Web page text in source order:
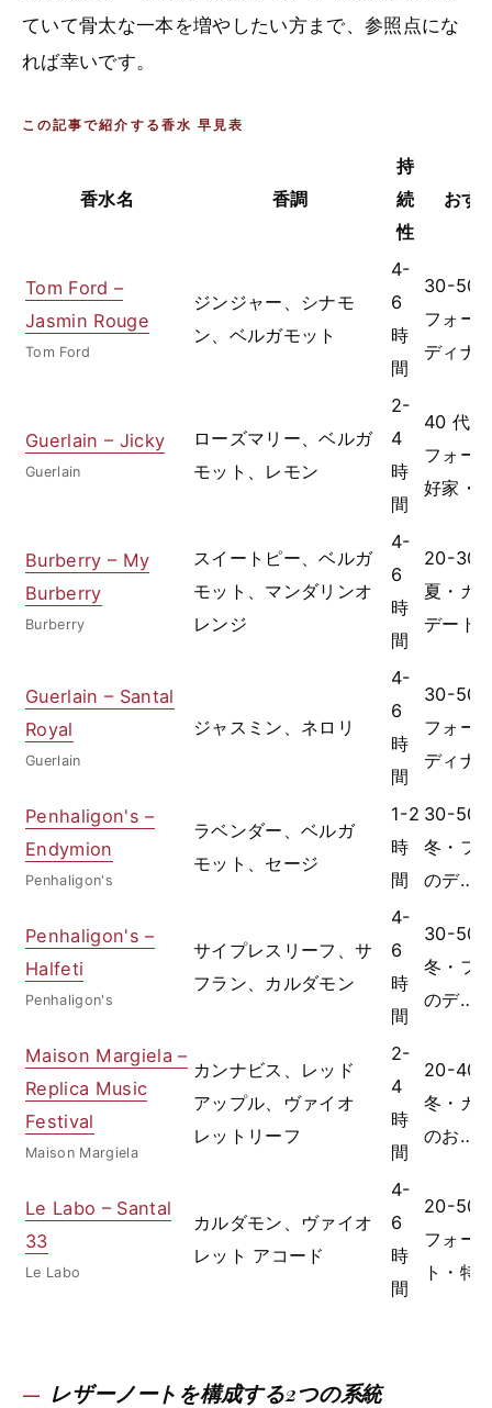
ていて骨太な一本を増やしたい方まで、参照点にな
れば幸いです。
この記事で紹介する香水 早見表
香水名 香調
持
続
性
おす
Tom Ford –
Jasmin Rouge
Tom Ford
ジンジャー、シナモ
ン、ベルガモット
4-
6
時
間
30-50
フォー
ディナ
Guerlain – Jicky
Guerlain
ローズマリー、ベルガ
モット、レモン
2-
4
時
間
40 代以
フォー
好家・…
Burberry – My
Burberry
Burberry
スイートピー、ベルガ
モット、マンダリンオ
レンジ
4-
6
時
間
20-30
夏・カ
デート…
Guerlain – Santal
Royal
Guerlain
ジャスミン、ネロリ
4-
6
時
間
30-50
フォー
ディナ
Penhaligon's –
Endymion
Penhaligon's
ラベンダー、ベルガ
モット、セージ
1-2
時
間
30-50
冬・フ
のデ…
Penhaligon's –
Halfeti
Penhaligon's
サイプレスリーフ、サ
フラン、カルダモン
4-
6
時
間
30-50
冬・フ
のデ…
Maison Margiela –
Replica Music
Festival
Maison Margiela
カンナビス、レッド
アップル、ヴァイオ
レットリーフ
2-
4
時
間
20-40
冬・カ
のお…
Le Labo – Santal
33
Le Labo
カルダモン、ヴァイオ
レット アコード
4-
6
時
間
20-50
フォー
ト・特
レザーノートを構成する2つの系統